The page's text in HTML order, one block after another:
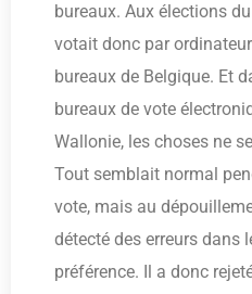
bureaux. Aux élections
votait donc par
bureaux de Belgique. Et
bureaux de vote
Wallonie, les choses ne
Tout semblait normal
vote, mais au
détecté des erreurs dans
préférence. Il a donc